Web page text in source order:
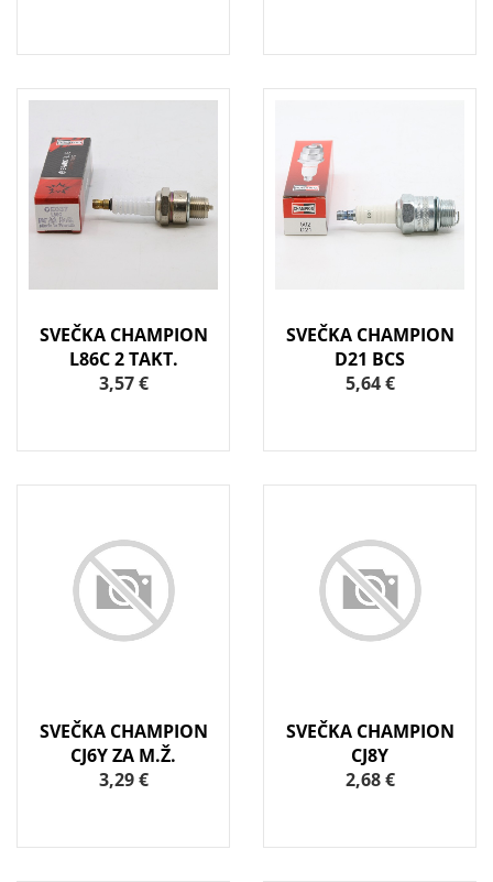
SVEČKA CHAMPION
L86C 2 TAKT.
3,57 €
SVEČKA CHAMPION
D21 BCS
5,64 €
SVEČKA CHAMPION
CJ6Y ZA M.Ž.
3,29 €
SVEČKA CHAMPION
CJ8Y
2,68 €